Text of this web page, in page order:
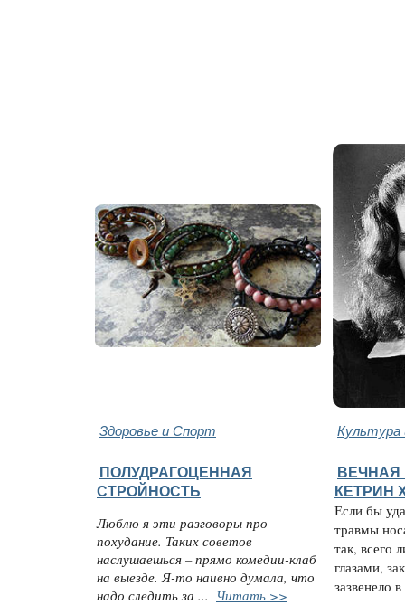
Здоровье и Спорт Культура
ПОЛУДРАГОЦЕННАЯ
СТРОЙНОСТЬ
Люблю я эти разговоры про
похудание. Таких советов
наслушаешься – прямо комедии-клаб
на выезде. Я-то наивно думала, что
надо следить за ... Читать >>
ВЕЧНАЯ
КЕТРИН
Если бы
травмы
так, всего
глазами,
зазвенело